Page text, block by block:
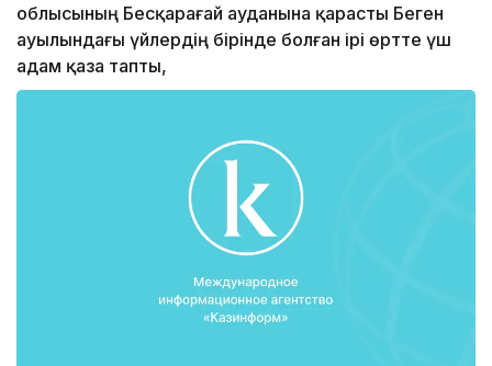
облысының Бесқарағай ауданына қарасты Беген
ауылындағы үйлердің бірінде болған ірі өртте үш
адам қаза тапты,